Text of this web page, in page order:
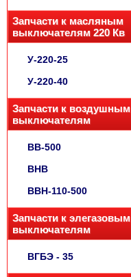
Запчасти к масляным
выключателям 220 Кв
У-220-25
У-220-40
Запчасти к воздушным
выключателям
ВВ-500
ВНВ
ВВН-110-500
Запчасти к элегазовым
выключателям
ВГБЭ - 35